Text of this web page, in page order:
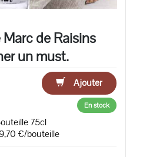
Marc de Raisins
un must.
Ajouter
75cl
€/bouteille
En stock